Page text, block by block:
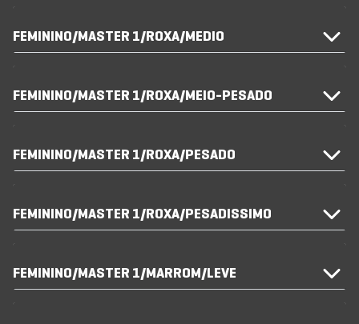
FEMININO/MASTER 1/ROXA/MEDIO
FEMININO/MASTER 1/ROXA/MEIO-PESADO
FEMININO/MASTER 1/ROXA/PESADO
FEMININO/MASTER 1/ROXA/PESADISSIMO
FEMININO/MASTER 1/MARROM/LEVE